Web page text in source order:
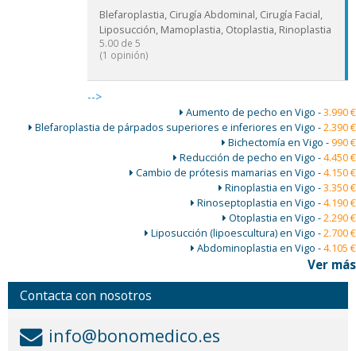
Blefaroplastia, Cirugía Abdominal, Cirugía Facial,
Liposucción, Mamoplastia, Otoplastia, Rinoplastia
5.00 de 5
(1 opinión)
-->
Aumento de pecho en Vigo -3.990 €
Blefaroplastia de párpados superiores e inferiores en Vigo -2.390 €
Bichectomía en Vigo - 990 €
Reducción de pecho en Vigo -4.450 €
Cambio de prótesis mamarias en Vigo -4.150 €
Rinoplastia en Vigo -3.350 €
Rinoseptoplastia en Vigo -4.190 €
Otoplastia en Vigo -2.290 €
Liposucción (lipoescultura) en Vigo -2.700 €
Abdominoplastia en Vigo -4.105 €
Ver más
Contacta con nosotros
info@bonomedico.es